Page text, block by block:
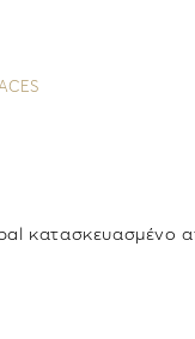
κατασκευασμένο